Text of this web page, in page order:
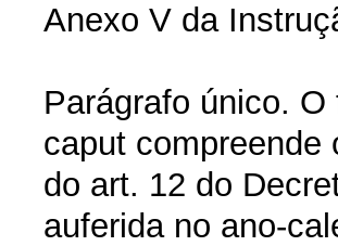
Anexo V da
Parágrafo único.
caput compreende
do art. 12 do
auferida no ano-